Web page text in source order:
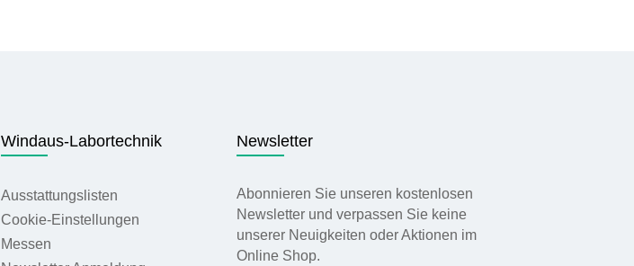
Windaus-Labortechnik
Ausstattungslisten
Cookie-Einstellungen
Messen
Newsletter
Abonnieren Sie unseren kostenlosen
Newsletter und verpassen Sie keine
unserer Neuigkeiten oder Aktionen im
Online Shop.